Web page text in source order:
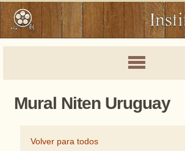
Mural Niten Uruguay
Volver para todos